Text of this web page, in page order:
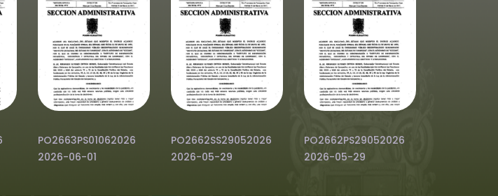
PO2663PS01062026
2026-06-01
PO2662SS29052026
2026-05-29
PO2662PS29052026
2026-05-29